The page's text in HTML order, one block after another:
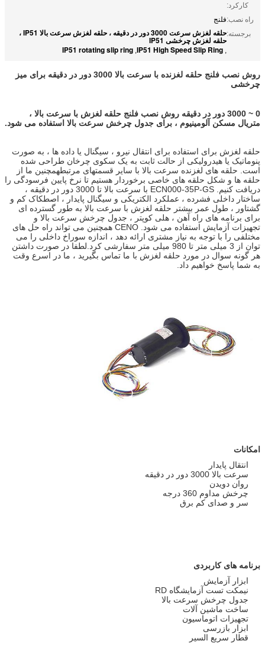
کارکرد:
راه نصب:فلنج
برجسته:
حلقه لغزش سرعت 3000 دور در دقیقه ، حلقه لغزش سرعت بالا IP51 ،
حلقه لغزش چرخشی IP51
,
IP51 High Speed Slip Ring
,
IP51 rotating slip ring
روش نصب فلنج حلقه لغزنده با سرعت بالا 3000 دور در دقیقه برای میز
چرخشی
0 ~ 3000 دور در دقیقه روش نصب فلنج حلقه لغزش با سرعت بالا ،
متریال مسکن آلومینیوم ، برای جدول چرخش سرعت بالا استفاده می شود.
حلقه لغزش برای استفاده برای انتقال نیرو ، سیگنال یا داده ها ، به صورت
پنوماتیک یا هیدرولیکی از حالت ثابت به یک سکوی چرخان طراحی شده
است. حلقه های لغزنده سرعت بالا با سایر قسمتهای مرتبطهمچنین ما از
حلقه ها و شکل حلقه های خاصی برخوردار هستیم تا نرخ پایین فرسودگی را
دریافت کنیم. ECN000-35P-GS با سرعت بالا تا 3000 دور در دقیقه ،
ساختار داخلی فشرده ، عملکرد الکتریکی و سیگنال پایدار ، اصطکاک کم و
گشتاور ، طول عمر بیشتر حلقه لغزش با سرعت بالا به طور گسترده ای
برای برنامه های راه آهن ، هلی کوپتر ، جدول چرخش سرعت بالا و
تجهیزات آزمایش استفاده می شود. CENO همچنین می تواند راه حل های
مختلفی را با توجه به نیاز مشتری ارائه دهد ، اندازه سوراخ داخلی را می
توان از 3 میلی متر تا 980 میلی متر سفارشی کرد.لطفا در صورت داشتن
هر گونه سوال در مورد حلقه لغزش با ما تماس بگیرید ، ما در اسرع وقت
به شما پاسخ خواهیم داد.
امکانات
انتقال پایدار
سرعت بالا 3000 دور در دقیقه
روان دویدن
چرخش مداوم 360 درجه
سر و صدای کم برق
برنامه های کاربردی
ابزار آزمایش
نیمکت تست آزمایشگاه RD
جدول چرخش سرعت بالا
ساخت ماشین آلات
تجهیزات اتوماسیون
ابزار بازرسی
قطار سریع السیر